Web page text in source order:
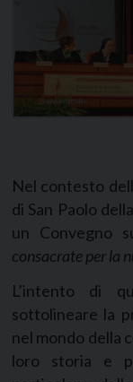
Nel contesto
di San Paolo
un Convegno
consacrate per la
L’intento di
sottolineare la
nel mondo della
loro storia e